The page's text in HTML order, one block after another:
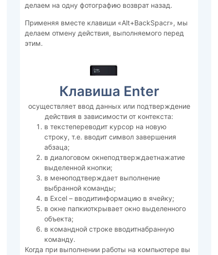
делаем на одну фотографию возврат назад.
Применяя вместе клавиши «Alt+BackSpacr», мы
делаем отмену действия, выполняемого перед
этим.
Клавиша Enter
осуществляет ввод данных или подтверждение
действия в зависимости от контекста:
в текстепереводит курсор на новую
строку, т.е. вводит символ завершения
абзаца;
в диалоговом окнеподтверждаетнажатие
выделенной кнопки;
в менюподтверждает выполнение
выбранной команды;
в Excel – вводитинформацию в ячейку;
в окне папкиоткрывает окно выделенного
объекта;
в командной строке вводитнабранную
команду.
Когда при выполнении работы на компьютере вы